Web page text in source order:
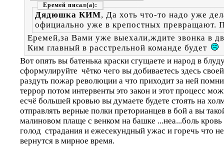
Еремей
Дядюшка КИМ, Да хоть что-то надо уже
официально уже в крепостных превращают.
Еремей,за Вами уже выехали,ждите звонка в
Ким главный в расстрельной команде будет
Вот опять вы батенька краски сгущаете и народ в
сформулируйте чётко чего вы добиваетесь здесь
раздуть пожар революции а что приходит за ней
террор потом интервенты это закон и этот процесс
есчё большей кровью вы думаете будете стоять на
отправлять верные полки преторианцев в бой а вы
малиновом плаще с венком на башке ...неа...боль кровь
голод страдания и ежесекундный ужас и горечь что
вернутся в мирное время.